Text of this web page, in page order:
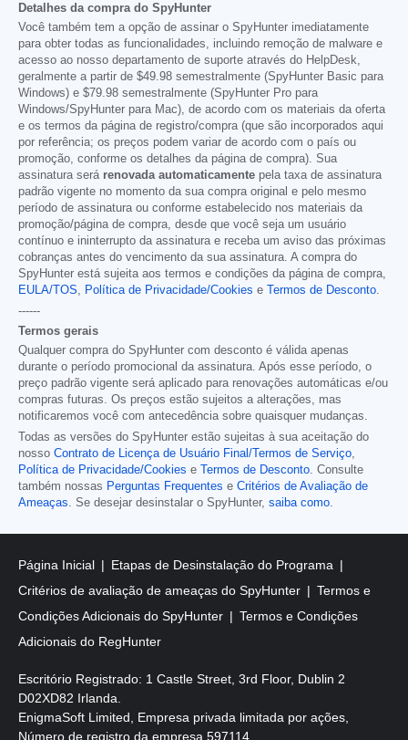
Detalhes da compra do SpyHunter
Você também tem a opção de assinar o SpyHunter imediatamente
para obter todas as funcionalidades, incluindo remoção de malware e
acesso ao nosso departamento de suporte através do HelpDesk,
geralmente a partir de $49.98 semestralmente (SpyHunter Basic para
Windows) e $79.98 semestralmente (SpyHunter Pro para
Windows/SpyHunter para Mac), de acordo com os materiais da oferta
e os termos da página de registro/compra (que são incorporados aqui
por referência; os preços podem variar de acordo com o país ou
promoção, conforme os detalhes da página de compra). Sua
assinatura será renovada automaticamente pela taxa de assinatura
padrão vigente no momento da sua compra original e pelo mesmo
período de assinatura ou conforme estabelecido nos materiais da
promoção/página de compra, desde que você seja um usuário
contínuo e ininterrupto da assinatura e receba um aviso das próximas
cobranças antes do vencimento da sua assinatura. A compra do
SpyHunter está sujeita aos termos e condições da página de compra,
EULA/TOS, Política de Privacidade/Cookies e Termos de Desconto.
------
Termos gerais
Qualquer compra do SpyHunter com desconto é válida apenas
durante o período promocional da assinatura. Após esse período, o
preço padrão vigente será aplicado para renovações automáticas e/ou
compras futuras. Os preços estão sujeitos a alterações, mas
notificaremos você com antecedência sobre quaisquer mudanças.
Todas as versões do SpyHunter estão sujeitas à sua aceitação do
nosso Contrato de Licença de Usuário Final/Termos de Serviço,
Política de Privacidade/Cookies e Termos de Desconto. Consulte
também nossas Perguntas Frequentes e Critérios de Avaliação de
Ameaças. Se desejar desinstalar o SpyHunter, saiba como.
Página Inicial
Etapas de Desinstalação do Programa
Critérios de avaliação de ameaças do SpyHunter
Termos e
Condições Adicionais do SpyHunter
Termos e Condições
Adicionais do RegHunter
Escritório Registrado: 1 Castle Street, 3rd Floor, Dublin 2
D02XD82 Irlanda.
EnigmaSoft Limited, Empresa privada limitada por ações,
Número de registro da empresa 597114.